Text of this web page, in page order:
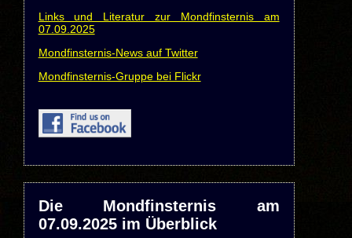
Links und Literatur zur Mondfinsternis am
07.09.2025
Mondfinsternis-News auf Twitter
Mondfinsternis-Gruppe bei Flickr
Die Mondfinsternis am
07.09.2025 im Überblick